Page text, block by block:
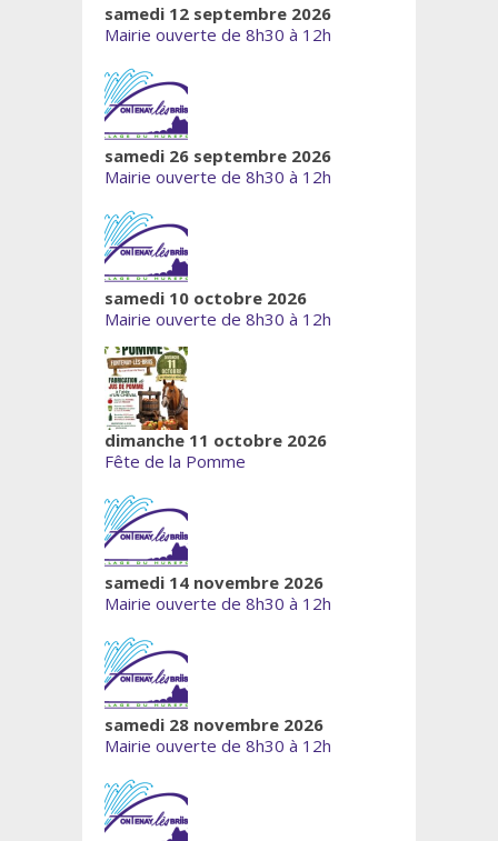
samedi 12 septembre 2026
Mairie ouverte de 8h30 à 12h
samedi 26 septembre 2026
Mairie ouverte de 8h30 à 12h
samedi 10 octobre 2026
Mairie ouverte de 8h30 à 12h
dimanche 11 octobre 2026
Fête de la Pomme
samedi 14 novembre 2026
Mairie ouverte de 8h30 à 12h
samedi 28 novembre 2026
Mairie ouverte de 8h30 à 12h